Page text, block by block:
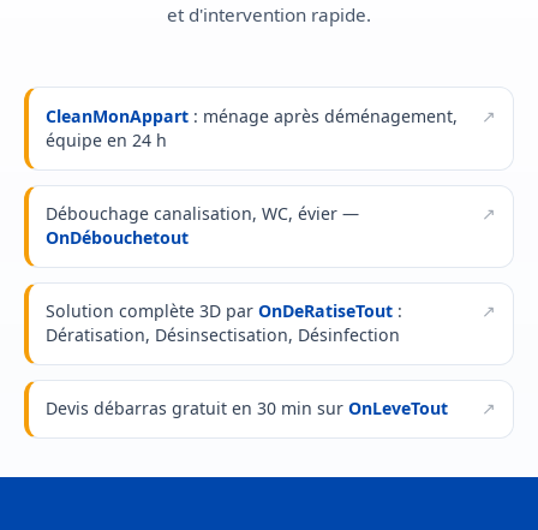
et d'intervention rapide.
CleanMonAppart: ménage après déménagement,
équipe en 24 h
Débouchage canalisation, WC, évier —
OnDébouchetout
Solution complète 3D par OnDeRatiseTout:
Dératisation, Désinsectisation, Désinfection
Devis débarras gratuit en 30 min sur OnLeveTout